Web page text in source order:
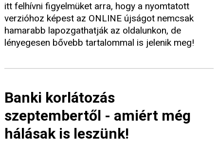
itt felhívni figyelmüket arra, hogy a nyomtatott
verzióhoz képest az ONLINE újságot nemcsak
hamarabb lapozgathatják az oldalunkon, de
lényegesen bővebb tartalommal is jelenik meg!
Banki korlátozás
szeptembertől - amiért még
hálásak is leszünk!